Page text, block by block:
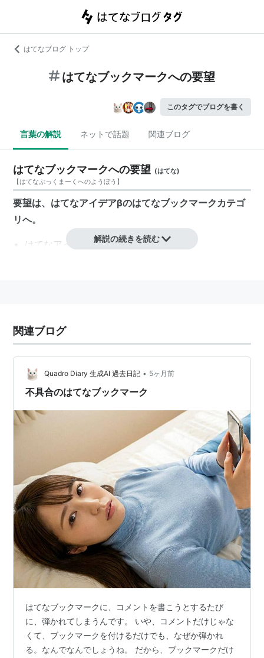
はてなブログ トップ
はてなブックマークへの要望
このタグでブログを書く
言葉の解説 ネットで話題 関連ブログ
はてなブックマークへの要望 (はてな)
【はてなぶっくまーくへのようぼう 】
要望は、はてなアイデアβのはてなブックマークカテゴ
リへ。
はてなアイデア
記
ドを書いておくと、このキーワードへ自動的にリンクが
作成されます。このキーワードを起点にしていろんな人
の言い分・意見を聞いてみるのもいいのではないでしょ
うか。
また、はてなブックマークのTips（面白い使い方やコ
ツ）を発見した方は、キーワード「
はてなブックマー
」まで投稿してください。
解説の続きを読む
関連ブログ
Quadro Diary 生成AI 過去日記 • 5ヶ月前
不具合のはてなブックマーク
はてなブックマークに、コメントを書こうとするたび
に、弾かれてしまうんです。 いや、コメントだけじゃな
くて、ブックマークを付けるだけでも、なぜか弾かれ
る。なんでなんでしょうね。 だから、ブックマークだけ